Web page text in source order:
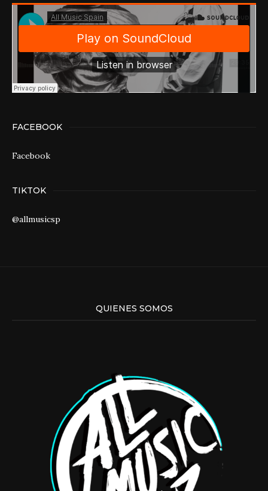
FACEBOOK
Facebook
TIKTOK
@allmusicsp
QUIENES SOMOS